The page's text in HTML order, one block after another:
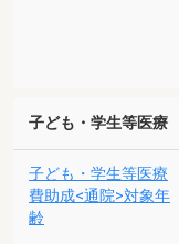
子ども・学生等医療
子ども・学生等医療
費助成<通院>対象年
齢